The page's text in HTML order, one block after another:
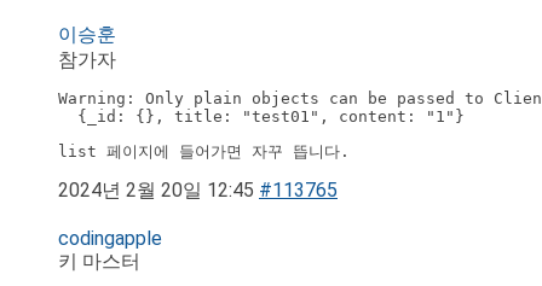
이승훈
참가자
Warning: Only plain objects can be passed to
  {_id: {}, title: "test01", content: "1"}
list 페이지에 들어가면 자꾸 뜹니다.
2024년 2월 20일 12:45 #113765
codingapple
키 마스터